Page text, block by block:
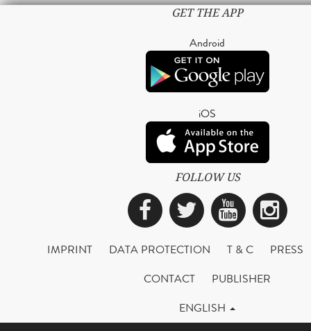
GET THE APP
Android
iOS
FOLLOW US
Facebook
Twitter
IMPRINT DATA PROTECTION T & C
PRESS
CONTACT
PUBLISHER
ENGLISH